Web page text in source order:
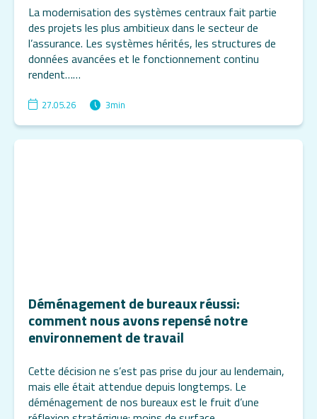
La modernisation des systèmes centraux fait partie
des projets les plus ambitieux dans le secteur de
l’assurance. Les systèmes hérités, les structures de
données avancées et le fonctionnement continu
rendent……
27.05.26 3min
Déménagement de bureaux réussi:
comment nous avons repensé notre
environnement de travail
Cette décision ne s’est pas prise du jour au lendemain,
mais elle était attendue depuis longtemps. Le
déménagement de nos bureaux est le fruit d’une